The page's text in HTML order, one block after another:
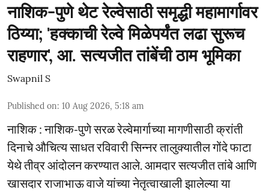
नाशिक-पुणे थेट रेल्वेसाठी समृद्धी महामार्गावर
ठिय्या; 'हक्काची रेल्वे मिळेपर्यंत लढा सुरूच
राहणार', आ. सत्यजीत तांबेंची ठाम भूमिका
Swapnil S
Published on: 10 Aug 2026, 5:18 am
नाशिक : नाशिक-पुणे सरळ रेल्वेमार्गाच्या मागणीसाठी क्रांती
दिनाचे औचित्य साधत रविवारी सिन्नर तालुक्यातील गोंदे फाटा
येथे तीव्र आंदोलन करण्यात आले. आमदार सत्यजीत तांबे आणि
खासदार राजाभाऊ वाजे यांच्या नेतृत्वाखाली झालेल्या या